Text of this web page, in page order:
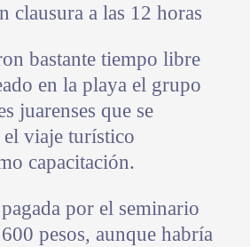
clausura a las 12 horas
bastante tiempo libre
en la playa el grupo
juarenses que se
el viaje turístico
capacitación.
por el seminario
pesos, aunque habría